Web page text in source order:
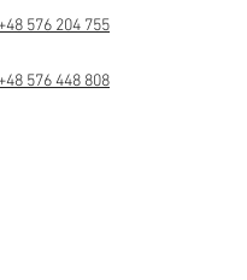
drzwiczek podkreśla
i dodaje elegancji.
+48 576 204 755
+48 576 448 808